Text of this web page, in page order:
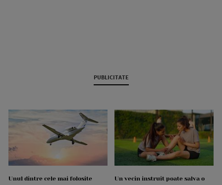
PUBLICITATE
Unul dintre cele mai folosite
Un vecin instruit poate salva o